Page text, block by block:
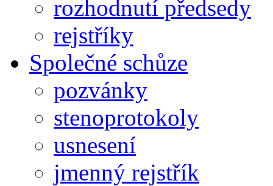
rozhodnutí předsedy
rejstříky
Společné schůze
pozvánky
stenoprotokoly
usnesení
jmenný rejstřík